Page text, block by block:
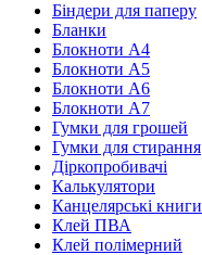
Біндери для паперу
Бланки
Блокноти А4
Блокноти А5
Блокноти А6
Блокноти А7
Гумки для грошей
Гумки для стирання
Діркопробивачі
Калькулятори
Канцелярські книги
Клей ПВА
Клей полімерний